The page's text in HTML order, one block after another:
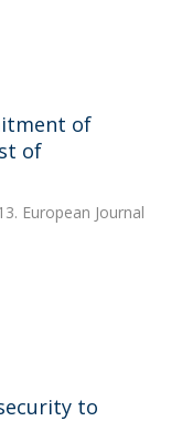
of
of
European Journal
to